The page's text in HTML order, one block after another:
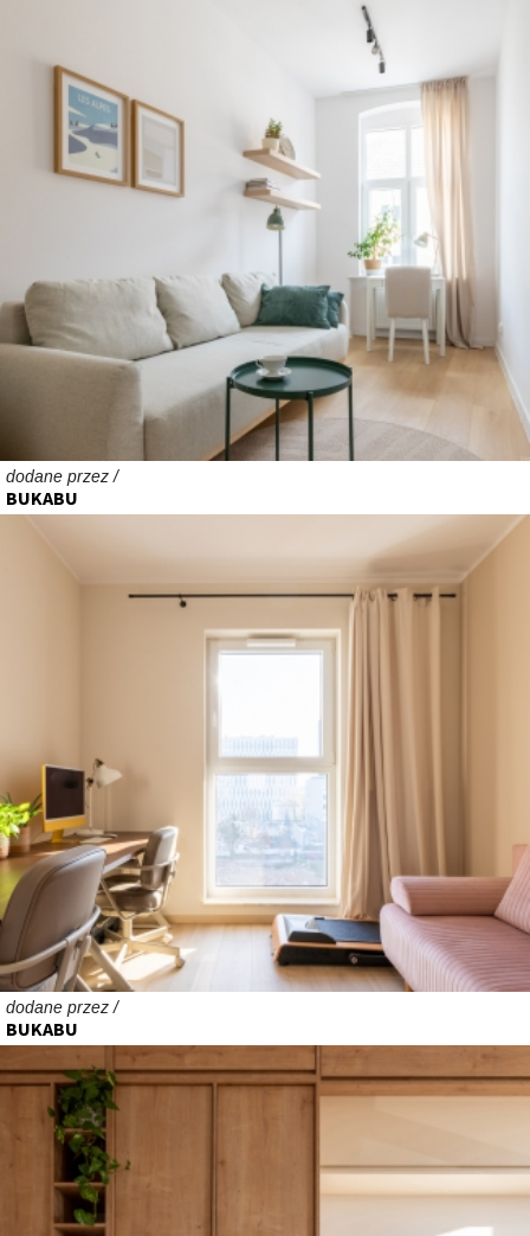
dodane przez /
BUKABU
dodane przez /
BUKABU